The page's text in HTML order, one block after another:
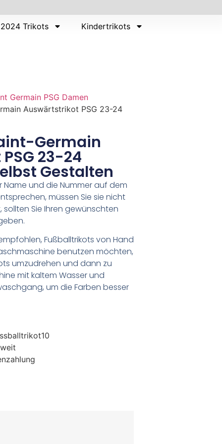
Trikots Kindertrikots
Germain PSG Damen
Auswärtstrikot PSG 23-24
Germain
23-24
Gestalten
Name und die Nummer auf dem
müssen Sie sie nicht
Sie Ihren gewünschten
Fußballtrikots von Hand
benutzen möchten,
umzudrehen und dann zu
mit kaltem Wasser und
um die Farben besser